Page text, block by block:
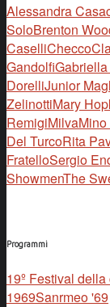
Alessandra
SoloBrenton
CaselliChecco
Gandolfi
DorelliJunior
ZelinottiMary
RemigiMilva
Del TurcoRita
FratelloSergio
ShowmenThe
Programmi
19º Festival
1969Sanrmeo '69